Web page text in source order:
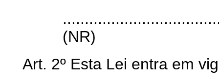
(NR)
Art. 2º Esta Lei entra em